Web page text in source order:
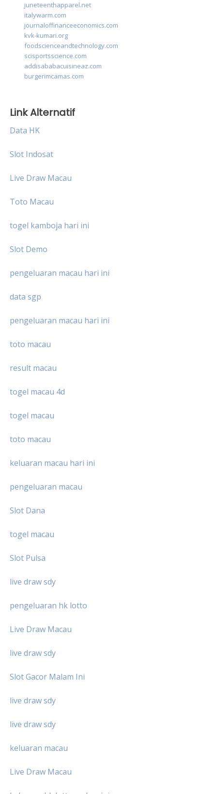
juneteenthapparel.net
italywarm.com
journaloffinanceeconomics.com
kvk-kumari.org
foodscienceandtechnology.com
scisportsscience.com
addisababacuisineaz.com
burgerimcamas.com
Link Alternatif
Data HK
Slot Indosat
Live Draw Macau
Toto Macau
togel kamboja hari ini
Slot Demo
pengeluaran macau hari ini
data sgp
pengeluaran macau hari ini
toto macau
result macau
togel macau 4d
togel macau
toto macau
keluaran macau hari ini
pengeluaran macau
Slot Dana
togel macau
Slot Pulsa
live draw sdy
pengeluaran hk lotto
Live Draw Macau
live draw sdy
Slot Gacor Malam Ini
live draw sdy
live draw sdy
keluaran macau
Live Draw Macau